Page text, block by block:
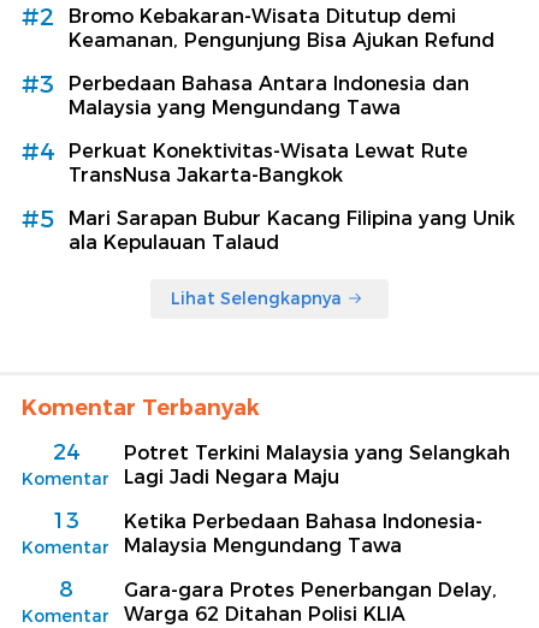
#2
Bromo Kebakaran-Wisata Ditutup demi
Keamanan, Pengunjung Bisa Ajukan Refund
#3
Perbedaan Bahasa Antara Indonesia dan
Malaysia yang Mengundang Tawa
#4
Perkuat Konektivitas-Wisata Lewat Rute
TransNusa Jakarta-Bangkok
#5
Mari Sarapan Bubur Kacang Filipina yang Unik
ala Kepulauan Talaud
Lihat Selengkapnya
Komentar Terbanyak
24
Komentar
Potret Terkini Malaysia yang Selangkah
Lagi Jadi Negara Maju
13
Komentar
Ketika Perbedaan Bahasa Indonesia-
Malaysia Mengundang Tawa
8
Komentar
Gara-gara Protes Penerbangan Delay,
Warga 62 Ditahan Polisi KLIA